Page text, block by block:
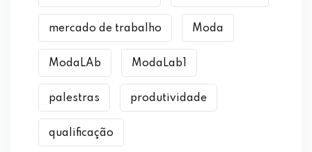
mercado de trabalho Moda
ModaLAb ModaLab1
palestras produtividade
qualificação